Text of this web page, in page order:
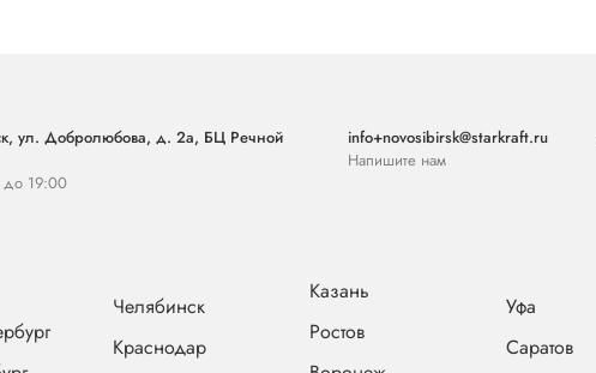
ул. Добролюбова, д. 2а, БЦ Речной
до 19:00
info+novosibirsk@starkraft.ru
Напишите нам
Челябинск
Краснодар
Казань
Ростов
Уфа
Саратов